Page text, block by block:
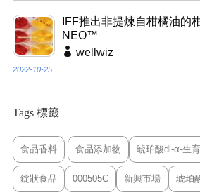
IFF推出非提煉自柑橘油的
NEO™
wellwiz
2022-10-25
Tags 標籤
食品香料 食品添加物 琥珀酸dl-α-生
錠狀食品 000505C 新興市場 琥珀